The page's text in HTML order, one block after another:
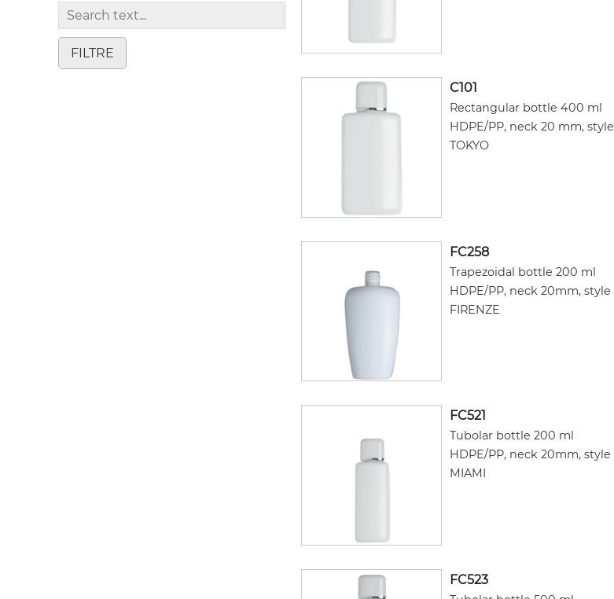
C101
Rectangular bottle 400 ml
HDPE/PP, neck 20 mm, style
TOKYO
FC258
Trapezoidal bottle 200 ml
HDPE/PP, neck 20mm, style
FIRENZE
FC521
Tubolar bottle 200 ml
HDPE/PP, neck 20mm, style
MIAMI
FC523